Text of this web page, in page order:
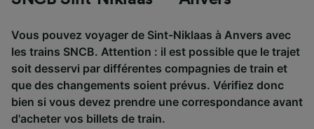
Vous pouvez voyager de Sint-Niklaas à Anvers avec
les trains SNCB. Attention : il est possible que le trajet
soit desservi par différentes compagnies de train et
que des changements soient prévus. Vérifiez donc
bien si vous devez prendre une correspondance avant
d'acheter vos billets de train.